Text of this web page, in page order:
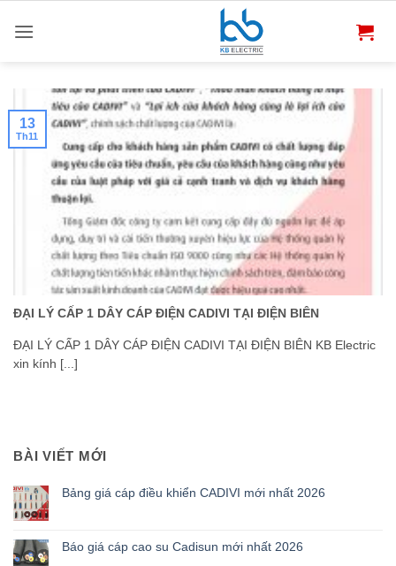
qua
ĐẠI LÝ CẤP 1 DÂY CÁP ĐIỆN CADIVI TẠI ĐIỆN BIÊN
ĐẠI LÝ CẤP 1 DÂY CÁP ĐIỆN CADIVI TẠI ĐIỆN BIÊN KB Electric
xin kính [...]
13
Th11
BÀI VIẾT MỚI
Bảng giá cáp điều khiển CADIVI mới nhất 2026
Báo giá cáp cao su Cadisun mới nhất 2026